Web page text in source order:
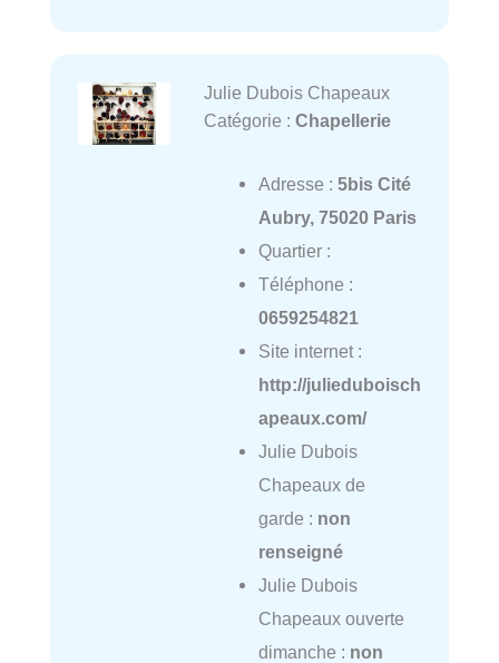
Julie Dubois Chapeaux
Catégorie : Chapellerie
Adresse : 5bis Cité
Aubry, 75020 Paris
Quartier :
Téléphone :
0659254821
Site internet :
http://julieduboisch
apeaux.com/
Julie Dubois
Chapeaux de
garde : non
renseigné
Julie Dubois
Chapeaux ouverte
dimanche : non